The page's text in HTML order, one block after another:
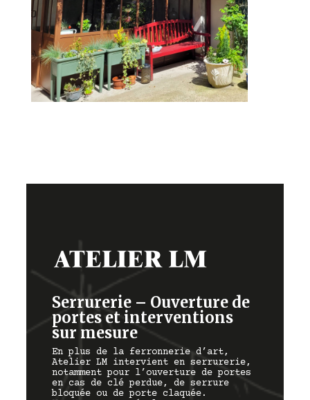
Serrurerie – Ouverture de
portes et interventions
sur mesure
En plus de la ferronnerie d’art,
Atelier LM intervient en serrurerie,
notamment pour l’ouverture de portes
en cas de clé perdue, de serrure
bloquée ou de porte claquée.